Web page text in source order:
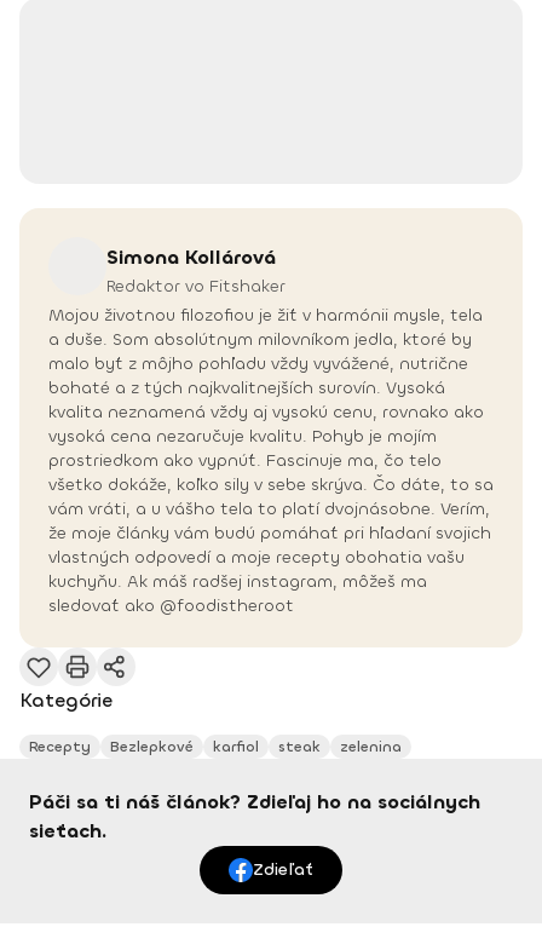
Simona Kollárová
Redaktor vo Fitshaker
Mojou životnou filozofiou je žiť v harmónii mysle, tela
a duše. Som absolútnym milovníkom jedla, ktoré by
malo byť z môjho pohľadu vždy vyvážené, nutrične
bohaté a z tých najkvalitnejších surovín. Vysoká
kvalita neznamená vždy aj vysokú cenu, rovnako ako
vysoká cena nezaručuje kvalitu. Pohyb je mojím
prostriedkom ako vypnúť. Fascinuje ma, čo telo
všetko dokáže, koľko sily v sebe skrýva. Čo dáte, to sa
vám vráti, a u vášho tela to platí dvojnásobne. Verím,
že moje články vám budú pomáhať pri hľadaní svojich
vlastných odpovedí a moje recepty obohatia vašu
kuchyňu. Ak máš radšej instagram, môžeš ma
sledovať ako @foodistheroot
Kategórie
Recepty Bezlepkové karfiol steak zelenina
Páči sa ti náš článok? Zdieľaj ho na sociálnych
sieťach.
Zdieľať